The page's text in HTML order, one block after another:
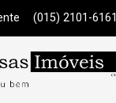
(015) 2101-6161